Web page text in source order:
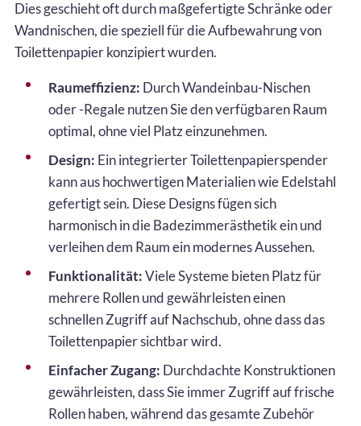
Dies geschieht oft durch maßgefertigte Schränke oder
Wandnischen, die speziell für die Aufbewahrung von
Toilettenpapier konzipiert wurden.
Raumeffizienz: Durch Wandeinbau-Nischen
oder -Regale nutzen Sie den verfügbaren Raum
optimal, ohne viel Platz einzunehmen.
Design: Ein integrierter Toilettenpapierspender
kann aus hochwertigen Materialien wie Edelstahl
gefertigt sein. Diese Designs fügen sich
harmonisch in die Badezimmerästhetik ein und
verleihen dem Raum ein modernes Aussehen.
Funktionalität:Viele Systeme bieten Platz für
mehrere Rollen und gewährleisten einen
schnellen Zugriff auf Nachschub, ohne dass das
Toilettenpapier sichtbar wird.
Einfacher Zugang: Durchdachte Konstruktionen
gewährleisten, dass Sie immer Zugriff auf frische
Rollen haben, während das gesamte Zubehör